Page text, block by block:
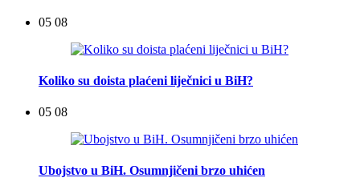
05 08
Koliko su doista plaćeni liječnici u BiH?
05 08
Ubojstvo u BiH. Osumnjičeni brzo uhićen